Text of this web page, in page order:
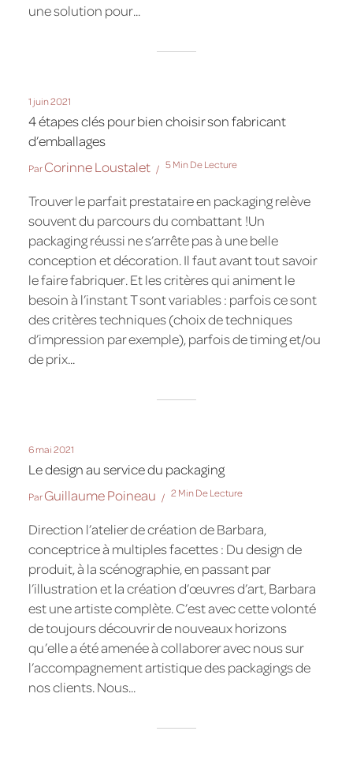
une solution pour...
1 juin 2021
4 étapes clés pour bien choisir son fabricant
d’emballages
ParCorinne Loustalet 5 Min De Lecture
Trouver le parfait prestataire en packaging relève
souvent du parcours du combattant !Un
packaging réussi ne s’arrête pas à une belle
conception et décoration. Il faut avant tout savoir
le faire fabriquer. Et les critères qui animent le
besoin à l’instant T sont variables : parfois ce sont
des critères techniques (choix de techniques
d’impression par exemple), parfois de timing et/ou
de prix...
6 mai 2021
Le design au service du packaging
ParGuillaume Poineau 2 Min De Lecture
Direction l’atelier de création de Barbara,
conceptrice à multiples facettes : Du design de
produit, à la scénographie, en passant par
l’illustration et la création d’œuvres d’art, Barbara
est une artiste complète. C’est avec cette volonté
de toujours découvrir de nouveaux horizons
qu’elle a été amenée à collaborer avec nous sur
l’accompagnement artistique des packagings de
nos clients. Nous...